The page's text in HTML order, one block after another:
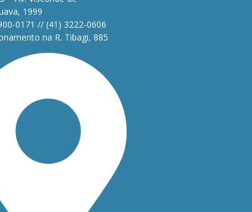
1999
0171 // (41) 3222-0606
na R. Tibagi, 885